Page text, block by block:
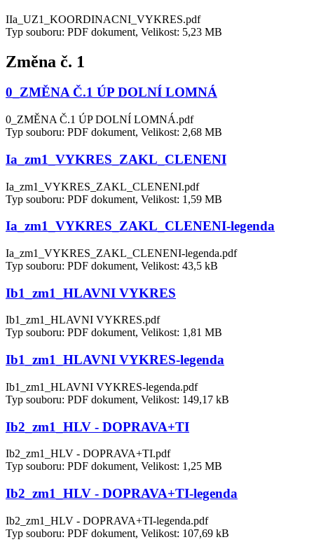
IIa_UZ1_KOORDINACNI_VYKRES.pdf
Typ souboru: PDF dokument, Velikost: 5,23 MB
Změna č. 1
0_ZMĚNA Č.1 ÚP DOLNÍ LOMNÁ
0_ZMĚNA Č.1 ÚP DOLNÍ LOMNÁ.pdf
Typ souboru: PDF dokument, Velikost: 2,68 MB
Ia_zm1_VYKRES_ZAKL_CLENENI
Ia_zm1_VYKRES_ZAKL_CLENENI.pdf
Typ souboru: PDF dokument, Velikost: 1,59 MB
Ia_zm1_VYKRES_ZAKL_CLENENI-legenda
Ia_zm1_VYKRES_ZAKL_CLENENI-legenda.pdf
Typ souboru: PDF dokument, Velikost: 43,5 kB
Ib1_zm1_HLAVNI VYKRES
Ib1_zm1_HLAVNI VYKRES.pdf
Typ souboru: PDF dokument, Velikost: 1,81 MB
Ib1_zm1_HLAVNI VYKRES-legenda
Ib1_zm1_HLAVNI VYKRES-legenda.pdf
Typ souboru: PDF dokument, Velikost: 149,17 kB
Ib2_zm1_HLV - DOPRAVA+TI
Ib2_zm1_HLV - DOPRAVA+TI.pdf
Typ souboru: PDF dokument, Velikost: 1,25 MB
Ib2_zm1_HLV - DOPRAVA+TI-legenda
Ib2_zm1_HLV - DOPRAVA+TI-legenda.pdf
Typ souboru: PDF dokument, Velikost: 107,69 kB